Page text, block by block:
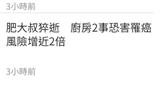
3小時前
肥大叔猝逝　廚房2事恐害罹癌
風險增近2倍
3小時前